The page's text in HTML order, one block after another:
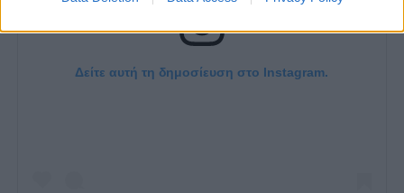
Δείτε αυτή τη δημοσίευση στο Instagram.